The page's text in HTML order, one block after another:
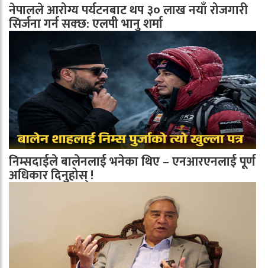
नेपालले आरोग्य पर्यटनबाट थप ३० लाख नयाँ रोजगारी
सिर्जना गर्न सक्छ: एलपी भानु शर्मा
निम्सदाईले बालेनलाई भनेका थिए – एनआरएनलाई पूर्ण
अधिकार दिनुहोस् !